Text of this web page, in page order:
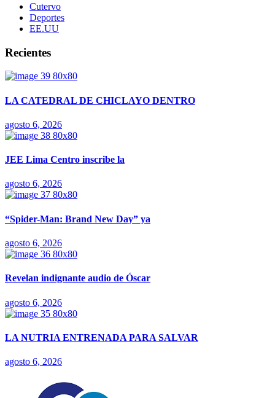
Cutervo
Deportes
EE.UU
Recientes
LA CATEDRAL DE CHICLAYO DENTRO
agosto 6, 2026
JEE Lima Centro inscribe la
agosto 6, 2026
“Spider-Man: Brand New Day” ya
agosto 6, 2026
Revelan indignante audio de Óscar
agosto 6, 2026
LA NUTRIA ENTRENADA PARA SALVAR
agosto 6, 2026